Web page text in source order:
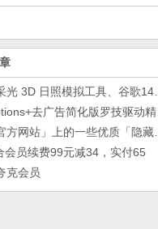
会员续费99元减34，实付65
克会员